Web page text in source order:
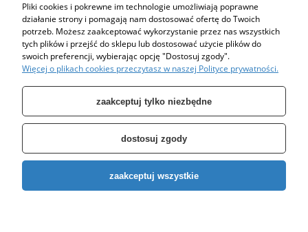
Informacje
Strona korzysta z plików cookies w celu realizacji usług i zgodnie z Polityką
Plików Cookies.
Możesz określić warunki przechowywania lub dostępu do plików cookies w
Twojej przeglądarce. (polityka prywatności)
Specjalizujemy się w sprzedaży pomp oraz zbiorników takich jak: zbiornik
Pliki cookies i pokrewne im technologie umożliwiają poprawne
działanie strony i pomagają nam dostosować ofertę do Twoich
potrzeb. Możesz zaakceptować wykorzystanie przez nas wszystkich
tych plików i przejść do sklepu lub dostosować użycie plików do
swoich preferencji, wybierając opcję "Dostosuj zgody".
Więcej o plikach cookies przeczytasz w naszej Polityce prywatności.
zaakceptuj tylko niezbędne
dostosuj zgody
zaakceptuj wszystkie